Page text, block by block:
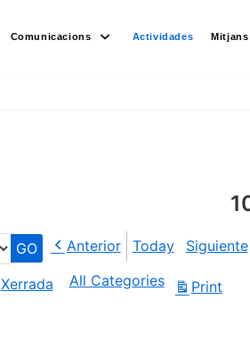
Comunicacions Actividades Mitjans
Anterior Today
Siguiente
Xerrada All Categories Print